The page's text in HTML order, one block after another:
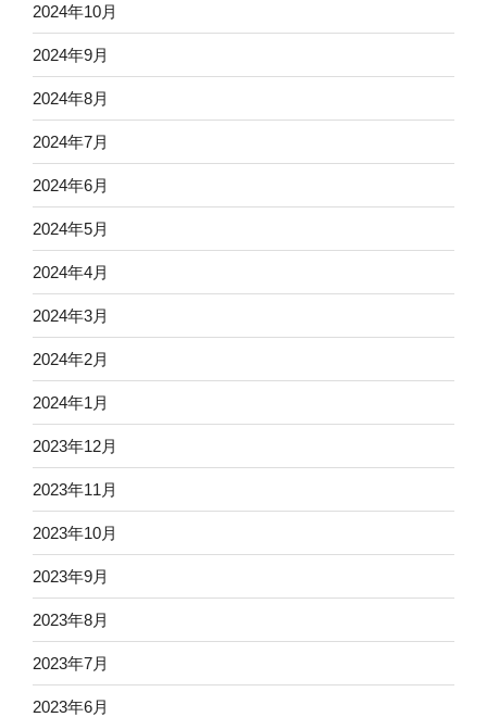
2024年10月
2024年9月
2024年8月
2024年7月
2024年6月
2024年5月
2024年4月
2024年3月
2024年2月
2024年1月
2023年12月
2023年11月
2023年10月
2023年9月
2023年8月
2023年7月
2023年6月